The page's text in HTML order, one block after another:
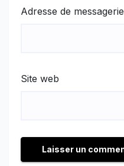
Adresse de messagerie
Site web